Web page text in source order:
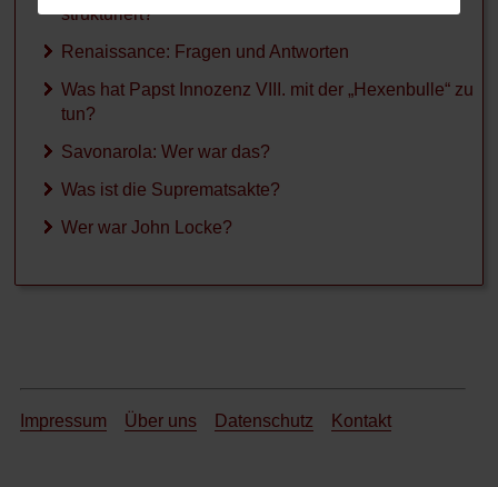
strukturiert?
Renaissance: Fragen und Antworten
Was hat Papst Innozenz VIII. mit der „Hexenbulle“ zu
tun?
Savonarola: Wer war das?
Was ist die Suprematsakte?
Wer war John Locke?
Impressum Über uns Datenschutz Kontakt